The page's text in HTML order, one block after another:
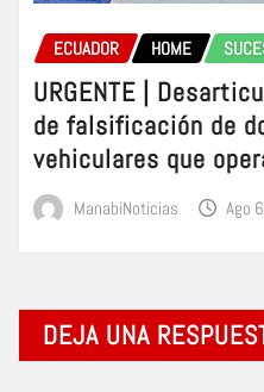
ECUADOR HOME
URGENTE |
de falsificación de
vehiculares que
ManabiNoticias Ago
DEJA UNA